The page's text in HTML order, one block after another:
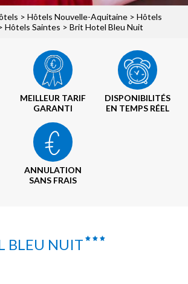
> Hôtels Nouvelle-Aquitaine > Hôtels
Hôtels Saintes > Brit Hotel Bleu Nuit
MEILLEUR TARIF
GARANTI
DISPONIBILITÉS
EN TEMPS RÉEL
ANNULATION
SANS FRAIS
BLEU NUIT